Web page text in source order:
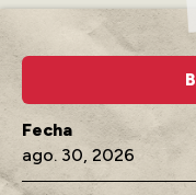
ago. 30 , 2026